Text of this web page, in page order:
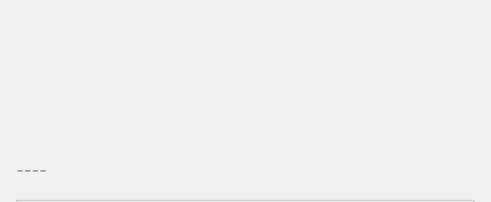
----